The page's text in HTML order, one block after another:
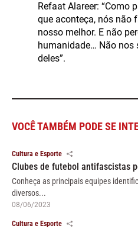
Refaat Alareer: “Como
que aconteça, nós não
nosso melhor. E não
humanidade… Não nos
deles”.
VOCÊ TAMBÉM PODE SE
Cultura e Esporte
Clubes de futebol antifascistas
Conheça as principais equipes
diversos...
08/06/2023
Cultura e Esporte